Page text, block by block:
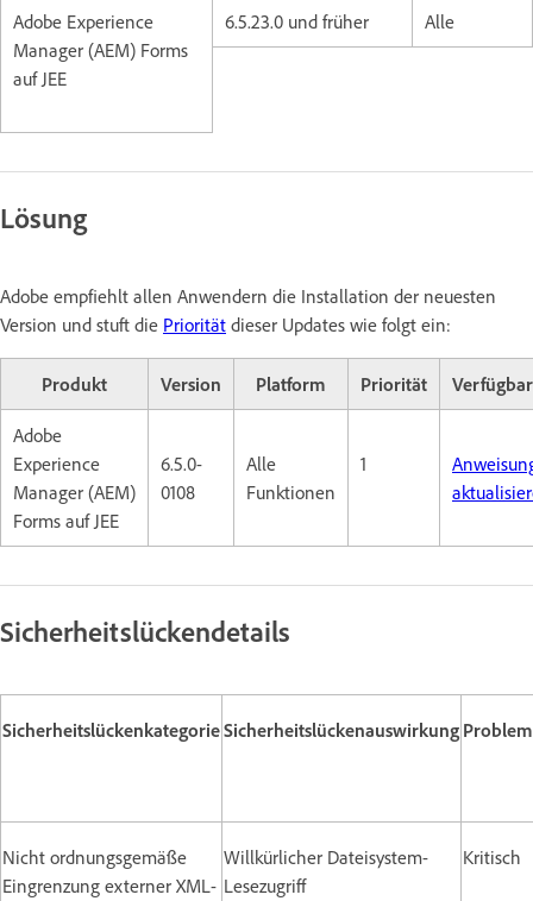
Adobe Experience
Manager (AEM) Forms
auf JEE
6.5.23.0 und früher Alle
Lösung
Adobe empfiehlt allen Anwendern die Installation der neuesten
Version und stuft die Priorität dieser Updates wie folgt ein:
Produkt Version Platform Priorität
Adobe
Experience
Manager (AEM)
Forms auf JEE
6.5.0-
0108
Alle
Funktionen
1
Sicherheitslückendetails
SicherheitslückenkategorieSicherheitslückenauswirkung
Nicht ordnungsgemäße
Eingrenzung externer XML-
Willkürlicher Dateisystem-
Lesezugriff
Kritisch